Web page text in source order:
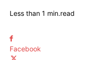
Less than 1 min.read
Facebook